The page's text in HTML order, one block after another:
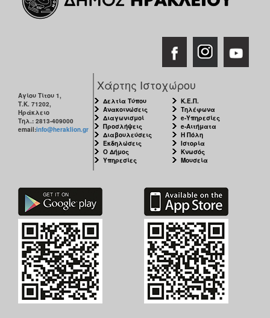
ΑΝΘΕΚΤΙΚΗ
Αγίου Τίτου 1,
Τ.Κ. 71202,
Ηράκλειο
Τηλ.: 2813-409000
email:info@heraklion.gr
Χάρτης Ιστοχώρου
Δελτία Τύπου
Ανακοινώσεις
Διαγωνισμοί
Προσλήψεις
Διαβουλεύσεις
Εκδηλώσεις
Ο Δήμος
Υπηρεσίες
Κ.Ε.Π.
Τηλέφωνα
e-Υπηρεσίες
e-Αιτήματα
Η Πόλη
Ιστορία
Κνωσός
Μουσεία